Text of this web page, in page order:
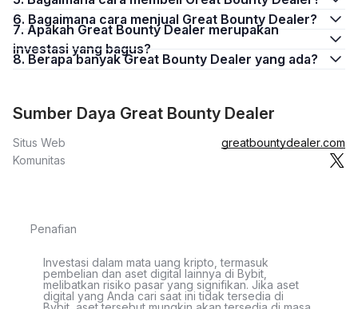
6. Bagaimana cara menjual Great Bounty Dealer?
7. Apakah Great Bounty Dealer merupakan
investasi yang bagus?
8. Berapa banyak Great Bounty Dealer yang ada?
Sumber Daya Great Bounty Dealer
Situs Web
greatbountydealer.com
Komunitas
Penafian
Investasi dalam mata uang kripto, termasuk
pembelian dan aset digital lainnya di Bybit,
melibatkan risiko pasar yang signifikan. Jika aset
digital yang Anda cari saat ini tidak tersedia di